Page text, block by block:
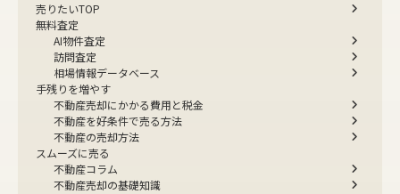
売りたいTOP
無料査定
AI物件査定
訪問査定
相場情報データベース
手残りを増やす
不動産売却にかかる費用と税金
不動産を好条件で売る方法
不動産の売却方法
スムーズに売る
不動産コラム
不動産売却の基礎知識